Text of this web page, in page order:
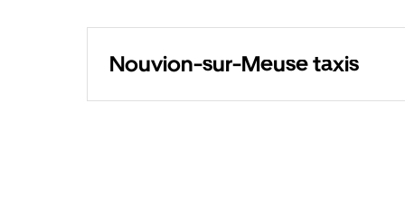
Nouvion-sur-Meuse taxis